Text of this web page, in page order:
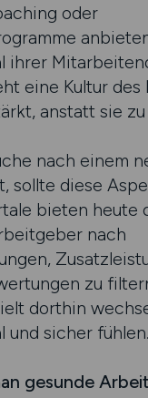
oder
ihrer
eine Kultur des
anstatt sie
nach einem
sollte diese
bieten heute
nach
zu
dorthin
und sicher fühlen.
gesunde